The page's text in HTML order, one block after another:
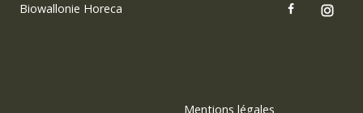
Biowallonie Horeca
Mentions légales